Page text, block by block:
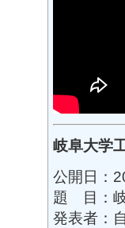
岐阜大学
公開日：
題 目：
発表者：